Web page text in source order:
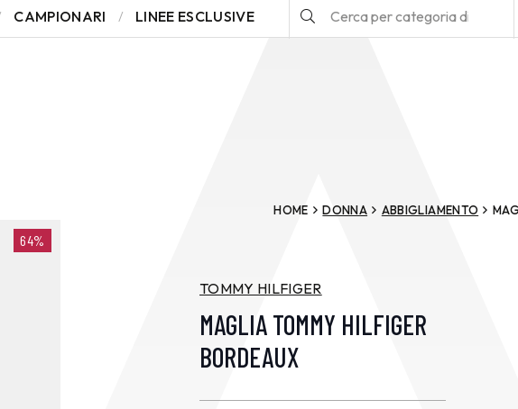
CAMPIONARI LINEE ESCLUSIVE
HOME DONNA ABBIGLIAMENTO
64%
TOMMY HILFIGER
MAGLIA TOMMY HILFIGER
BORDEAUX